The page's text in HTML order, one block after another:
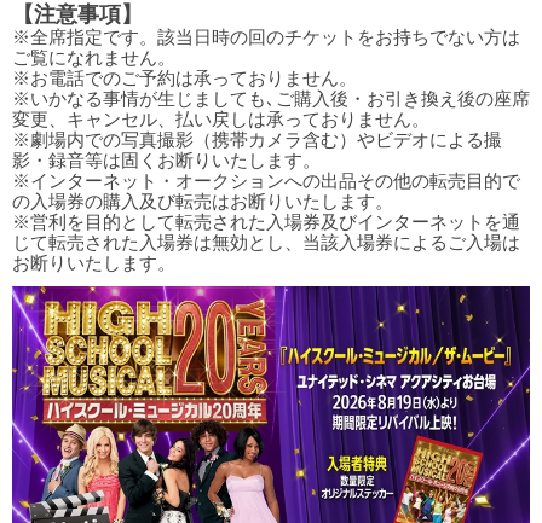
【注意事項】
※全席指定です。該当日時の回のチケットをお持ちでない方は
ご覧になれません。
※お電話でのご予約は承っておりません。
※いかなる事情が生じましても､ご購入後・お引き換え後の座席
変更、キャンセル、払い戻しは承っておりません。
※劇場内での写真撮影（携帯カメラ含む）やビデオによる撮
影・録音等は固くお断りいたします。
※インターネット・オークションへの出品その他の転売目的で
の入場券の購入及び転売はお断りいたします。
※営利を目的として転売された入場券及びインターネットを通
じて転売された入場券は無効とし、当該入場券によるご入場は
お断りいたします。